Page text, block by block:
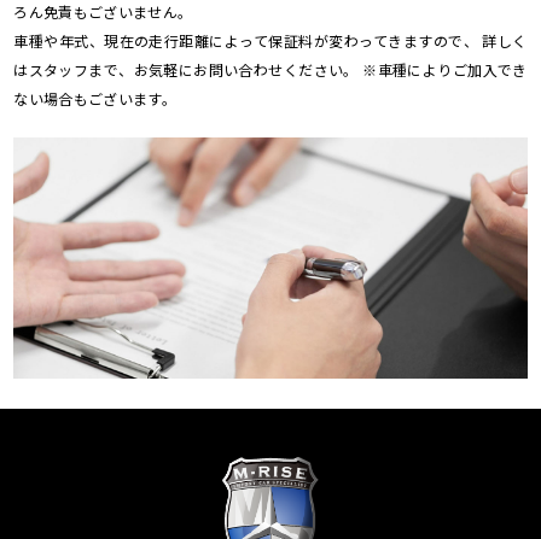
ろん免責もございません。
車種や年式、現在の走行距離によって保証料が変わってきますので、 詳しく
はスタッフまで、お気軽にお問い合わせください。 ※車種によりご加入でき
ない場合もございます。